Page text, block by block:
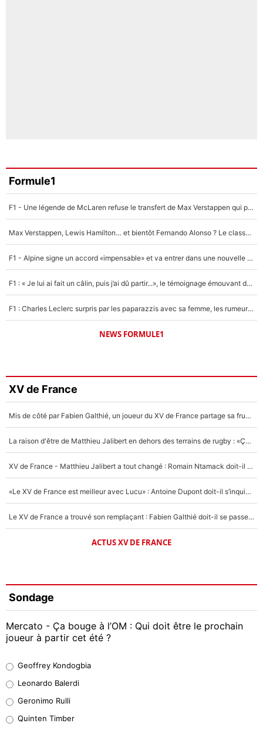
Formule1
F1 - Une légende de McLaren refuse le transfert de Max Verstappen qui pourrait «faire des vagues» et plomber l'ambiance dans l'équipe
Max Verstappen, Lewis Hamilton… et bientôt Fernando Alonso ? Le classement des pilotes les mieux payés en Formule 1 risque de changer !
F1 - Alpine signe un accord «impensable» et va entrer dans une nouvelle dimension : Grande nouvelle pour Pierre Gasly !
F1 : « Je lui ai fait un câlin, puis j’ai dû partir...», le témoignage émouvant de Max Verstappen sur sa fille
F1 : Charles Leclerc surpris par les paparazzis avec sa femme, les rumeurs étaient vraies !
NEWS FORMULE1
XV de France
Mis de côté par Fabien Galthié, un joueur du XV de France partage sa frustration : «ils ne me l’ont pas dit tout de suite»
La raison d'être de Matthieu Jalibert en dehors des terrains de rugby : «Ça m'atteint autant que si tu touches à un membre de ma famille»
XV de France - Matthieu Jalibert a tout changé : Romain Ntamack doit-il s’inquiéter pour sa place à un an de la Coupe du monde ?
«Le XV de France est meilleur avec Lucu» : Antoine Dupont doit-il s’inquiéter pour sa place ?
Le XV de France a trouvé son remplaçant : Fabien Galthié doit-il se passer d'Antoine Dupont ?
ACTUS XV DE FRANCE
Sondage
Mercato - Ça bouge à l’OM : Qui doit être le prochain
joueur à partir cet été ?
38%
32%
Geoffrey Kondogbia
Leonardo Balerdi
Geronimo Rulli
Quinten Timber